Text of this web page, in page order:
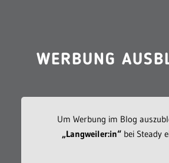
WERBUNG
Um Werbung im Blog
„Langweiler:in“bei Steady